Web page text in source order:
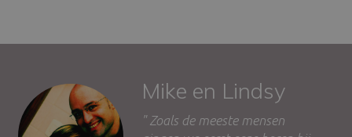
Peter
" Dank u om mij te helpen